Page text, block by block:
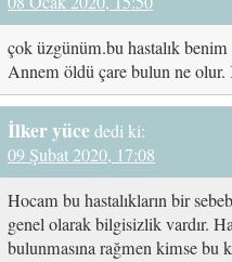
çok üzgünüm.bu hastalık benim
Annem öldü çare bulun ne
İlker yücededi ki:
09 Şubat 2020, 17:08
Hocam bu hastalıkların bir
genel olarak bilgisizlik vardır.
bulunmasına rağmen kimse bu